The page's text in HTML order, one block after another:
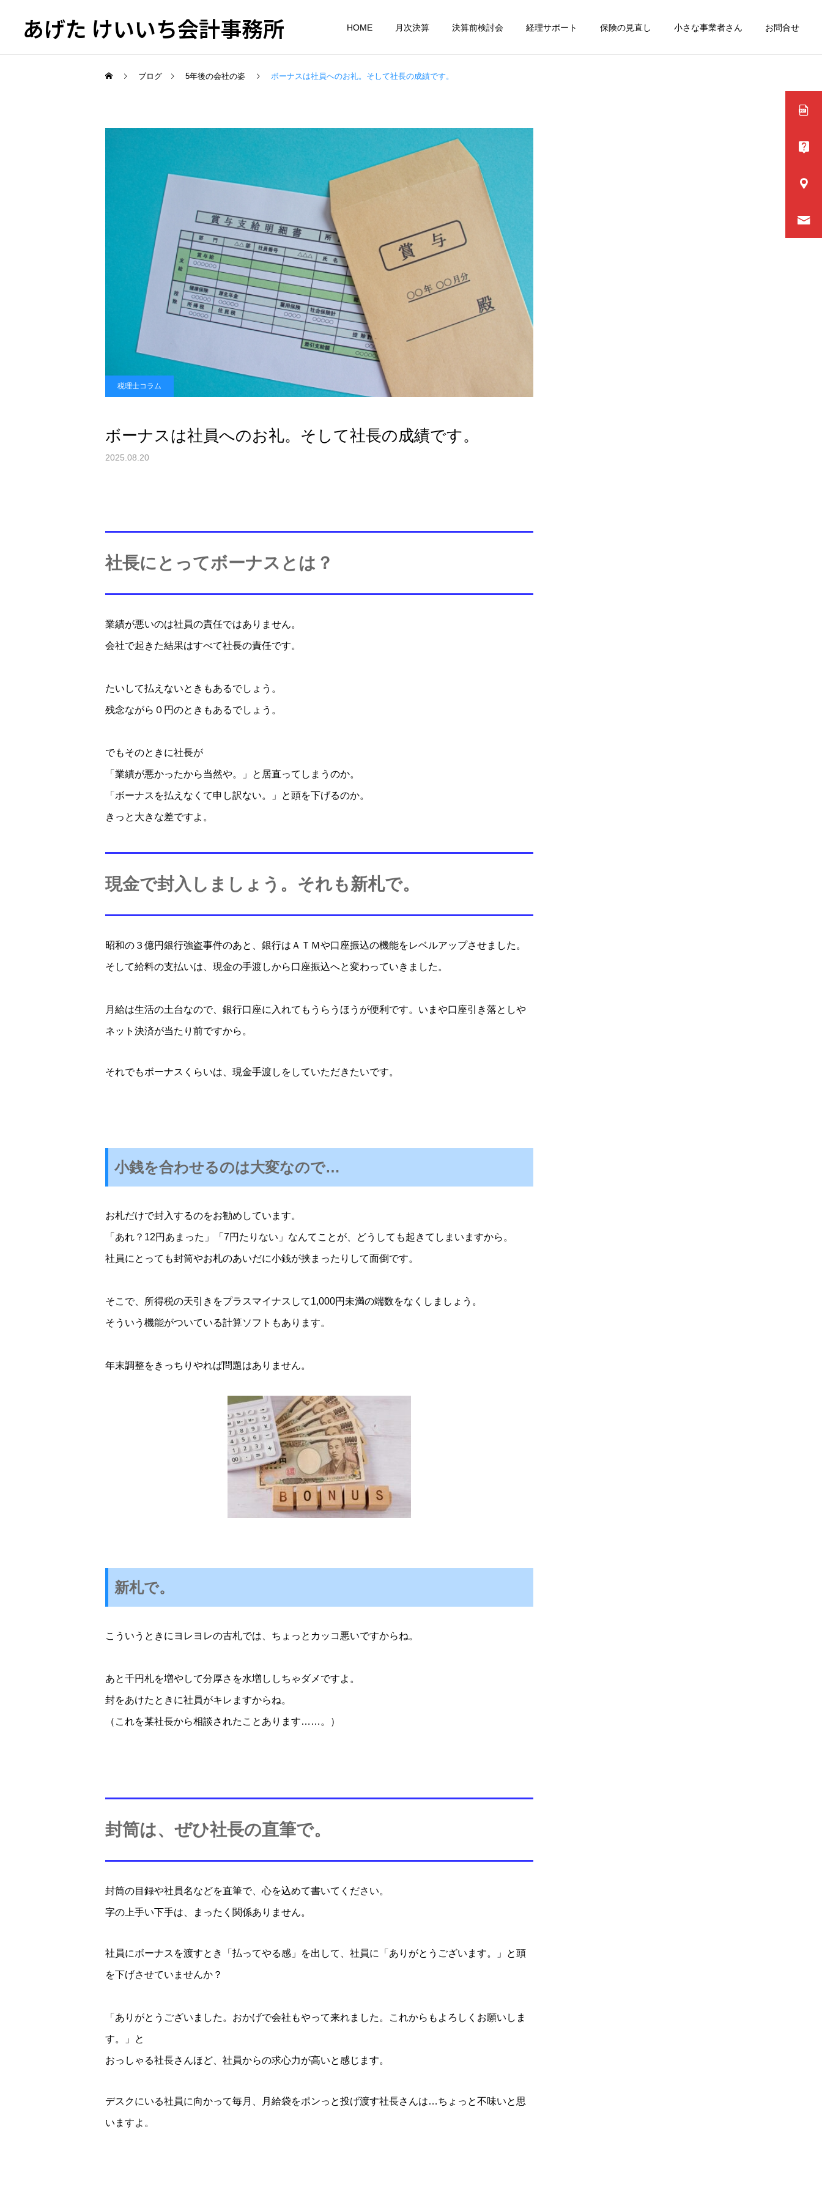
あげた けいいち会計事務所 HOME 月次決算 決算前検討会 経理サポート 保険の見直し 小さな事業者さん お問合せ
ブログ 5年後の会社の姿 ボーナスは社員へのお礼。そして社長の成績です。
税理士コラム
ボーナスは社員へのお礼。そして社長の成績です。
2025.08.20
社長にとってボーナスとは？
業績が悪いのは社員の責任ではありません。
会社で起きた結果はすべて社長の責任です。
たいして払えないときもあるでしょう。
残念ながら ０円のときもあるでしょう。
でもそのときに社長が
「業績が悪かったから当然や。」 と居直ってしまうのか。
「ボーナスを払えなくて申し訳ない。」と頭を下げるのか。
きっと大きな差ですよ。
現金で封入しましょう。それも新札で。
昭和の３億円銀行強盗事件のあと、銀行はＡＴＭや口座振込の機能をレベルアップさせました。
そして給料の支払いは、現金の手渡しから口座振込へと変わっていきました。
月給は生活の土台なので、銀行口座に入れてもうらうほうが便利です。いまや口座引き落としや
ネット決済が当たり前ですから。
それでもボーナスくらいは、現金手渡しをしていただきたいです。
小銭を合わせるのは大変なので…
お札だけで封入するのをお勧めしています。
「あれ？12円あまった」「7円たりない」なんてことが、どうしても起きてしまいますから。
社員にとっても封筒やお札のあいだに小銭が挟まったりして面倒です。
そこで、所得税の天引きをプラスマイナスして1,000円未満の端数をなくしましょう。
そういう機能がついている計算ソフトもあります。
年末調整をきっちりやれば問題はありません。
新札で。
こういうときに ヨレヨレの古札では、ちょっとカッコ悪いですからね。
あと千円札を増やして分厚さを水増ししちゃダメですよ。
封をあけたときに社員がキレますからね。
（これを某社長から相談されたことあります……。）
封筒は、ぜひ社長の直筆で。
封筒の目録や社員名などを直筆で、心を込めて書いてください。
字の上手い下手は、まったく関係ありません。
社員にボーナスを渡すとき「払ってやる感」を出して、社員に「ありがとうございます。」と頭
を下げさせていませんか？
「ありがとうございました。おかげで会社もやって来れました。これからもよろしくお願いしま
す。」と
おっしゃる社長さんほど、社員からの求心力が高いと感じます。
デスクにいる社員に向かって毎月、月給袋をポンっと投げ渡す社長さんは…ちょっと不味いと思
いますよ。